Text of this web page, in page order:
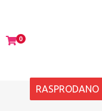
0
RASPRODANO